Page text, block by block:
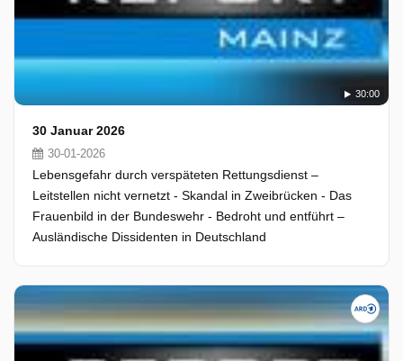
30:00
30 Januar 2026
30-01-2026
Lebensgefahr durch verspäteten Rettungsdienst –
Leitstellen nicht vernetzt - Skandal in Zweibrücken - Das
Frauenbild in der Bundeswehr - Bedroht und entführt –
Ausländische Dissidenten in Deutschland